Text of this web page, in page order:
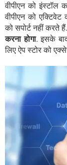
वीपीएन को
वीपीएन को
को सपोर्ट नहीं
करना होगा. इसके
लिए ऐप स्टोर को